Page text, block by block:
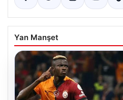
Yan Manşet